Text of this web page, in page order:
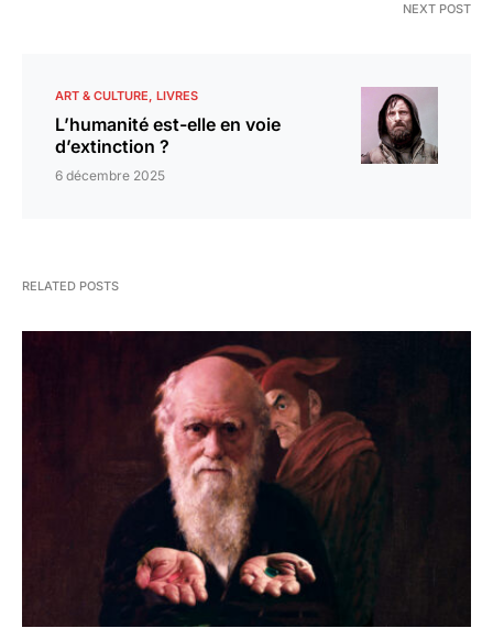
NEXT POST
ART & CULTURE LIVRES
L’humanité est-elle en voie
d’extinction ?
6 décembre 2025
RELATED POSTS